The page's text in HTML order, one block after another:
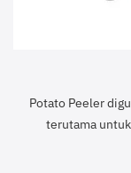
Potato Peeler
terutama